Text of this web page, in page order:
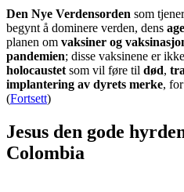
Den Nye Verdensorden som
begynt å dominere verden, dens
planen om vaksiner og
pandemien; disse vaksinene er
holocaustet som vil føre til død,
implantering av dyrets merke,
(Fortsett)
Jesus den gode
Colombia